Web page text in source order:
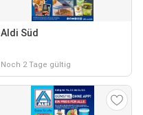
Aldi Süd
Noch 2 Tage gültig